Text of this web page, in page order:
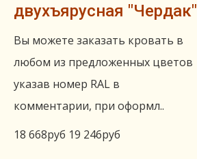
двухъярусная "Чердак"
Вы можете заказать кровать в
любом из предложенных цветов
указав номер RAL в
комментарии, при оформл..
18 668руб 19 246руб